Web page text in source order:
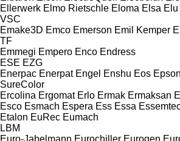
Ellerwerk Elmo Rietschle Eloma Elsa Elu
VSC
Emake3D Emco Emerson Emil Kemper
TF
Emmegi Empero Enco Endress
ESE EZG
Enerpac Enerpat Engel Enshu Eos Epson
SureColor
Ercolina Ergomat Erlo Ermak Ermaksan
Esco Esmach Espera Ess Essa
Etalon EuRec Eumach
LBM
Euro-Jabelmann Eurochiller Eurogen